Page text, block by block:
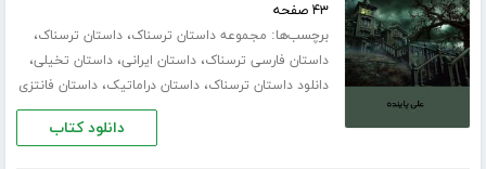
۴۳ صفحه
برچسب‌ها: مجموعه داستان ترسناک،داستان ترسناک،
داستان فارسی ترسناک،داستان ایرانی،داستان تخیلی،
دانلود داستان ترسناک،داستان دراماتیک،داستان فانتزی
دانلود کتاب